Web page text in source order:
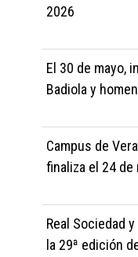
2026
El 30 de mayo,
Badiola y
Campus de
finaliza el 24 de
Real Sociedad
la 29ª edición